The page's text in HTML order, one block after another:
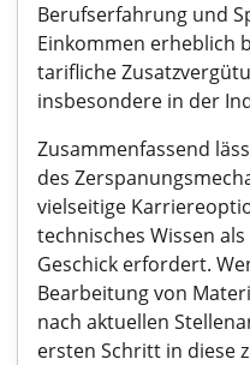
Berufserfahrung und
Einkommen erheblich
tarifliche
insbesondere in der
Zusammenfassend
des
vielseitige
technisches Wissen
Geschick erfordert.
Bearbeitung von
nach aktuellen
ersten Schritt in diese